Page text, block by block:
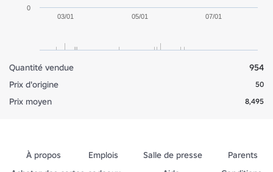
03/01 05/01 07/01
0
Quantité vendue
954
Prix d'origine
50
Prix moyen 8,495
À propos Emplois Salle de presse
Parents